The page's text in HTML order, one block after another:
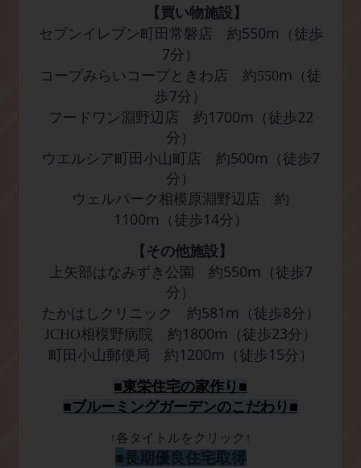
【買い物施設】
セブンイレブン町田常磐店 約550m （徒歩
7分）
コープみらいコープときわ店 約550m （徒
歩7分）
フードワン淵野辺店 約1700m （徒歩22
分）
ウエルシア町田小山町店 約500m （徒歩7
分）
ウェルパーク相模原淵野辺店 約
1100m （徒歩 14分）
【その他施設】
上矢部はなみずき公園 約550m （徒歩7
分）
たかはしクリニック 約581m （徒歩8分）
JCHO相模野病院 約1800m （徒歩23分）
町田小山郵便局 約1200m （徒歩 15分）
■東栄住宅の家作り■
■ブルーミングガーデンのこだわり ■
​↑各タイトルをクリック ↑
■長期優良住宅取得